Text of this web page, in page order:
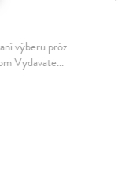
výberu próz
Vydavate...